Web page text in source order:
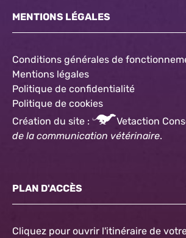
MENTIONS LÉGALES
Conditions générales de
Mentions légales
Politique de confidentialité
Politique de cookies
Création du site :
Vetaction
de la communication vétérinaire.
PLAN D'ACCÈS
Cliquez pour ouvrir l'itinéraire de